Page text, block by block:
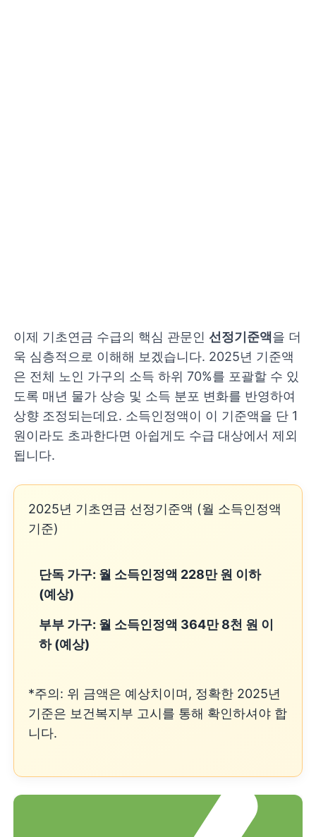
이제 기초연금 수급의 핵심 관문인 선정기준액을 더
욱 심층적으로 이해해 보겠습니다. 2025년 기준액
은 전체 노인 가구의 소득 하위 70%를 포괄할 수 있
도록 매년 물가 상승 및 소득 분포 변화를 반영하여
상향 조정되는데요. 소득인정액이 이 기준액을 단 1
원이라도 초과한다면 아쉽게도 수급 대상에서 제외
됩니다.
2025년 기초연금 선정기준액 (월 소득인정액
기준)
단독 가구: 월 소득인정액 228만 원 이하
(예상)
부부 가구: 월 소득인정액 364만 8천 원 이
하 (예상)
*주의: 위 금액은 예상치이며, 정확한 2025년
기준은 보건복지부 고시를 통해 확인하셔야 합
니다.